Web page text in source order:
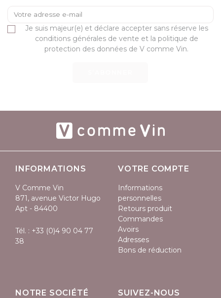
Je suis majeur(e) et déclare accepter sans réserve les
conditions générales de vente et la politique de
protection des données de V comme Vin.
INFORMATIONS
V Comme Vin
871, avenue Victor Hugo
Apt - 84400
Tél. : +33 (0)4 90 04 77
38
VOTRE COMPTE
Informations
personnelles
Retours produit
Commandes
Avoirs
Adresses
Bons de réduction
NOTRE SOCIÉTÉ SUIVEZ-NOUS